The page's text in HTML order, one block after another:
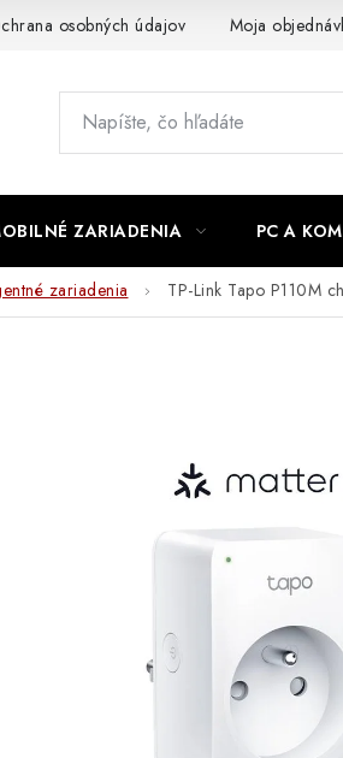
osobných údajov Moja
ZARIADENIA PC A
zariadenia TP-Link Tapo P110M